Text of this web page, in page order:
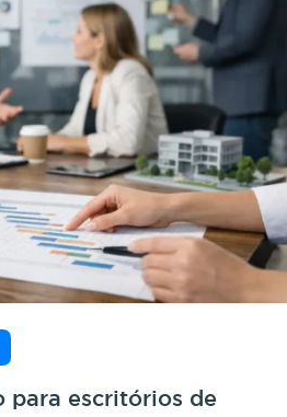
para escritórios de